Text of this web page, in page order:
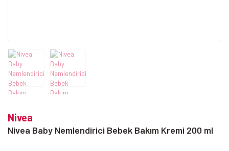
Nivea
Nivea Baby Nemlendirici Bebek Bakım Kremi 200 ml